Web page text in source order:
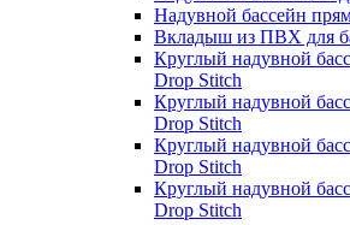
Надувной бассейн
Вкладыш из ПВХ для
Круглый надувной
Drop Stitch
Круглый надувной
Drop Stitch
Круглый надувной
Drop Stitch
Круглый надувной
Drop Stitch